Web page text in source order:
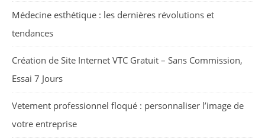
Médecine esthétique : les dernières révolutions et
tendances
Création de Site Internet VTC Gratuit – Sans Commission,
Essai 7 Jours
Vetement professionnel floqué : personnaliser l’image de
votre entreprise